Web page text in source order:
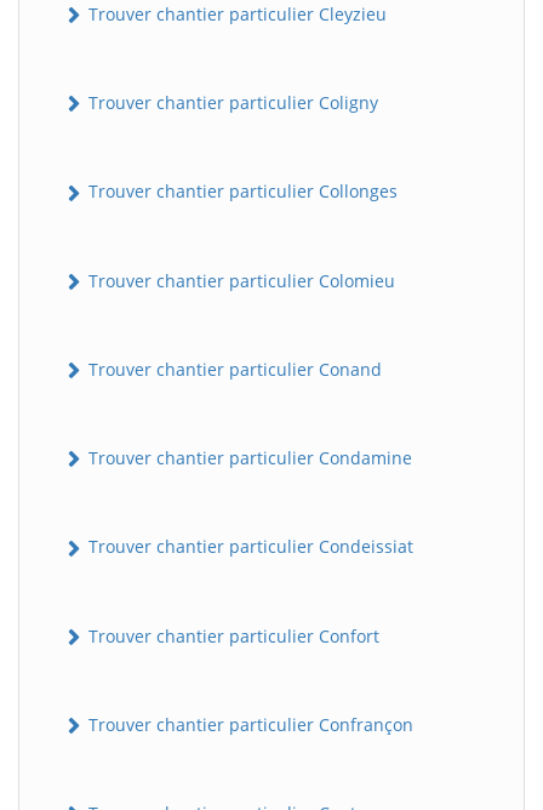
Trouver chantier particulier Cleyzieu
Trouver chantier particulier Coligny
Trouver chantier particulier Collonges
Trouver chantier particulier Colomieu
Trouver chantier particulier Conand
Trouver chantier particulier Condamine
Trouver chantier particulier Condeissiat
Trouver chantier particulier Confort
Trouver chantier particulier Confrançon
BatiWebPro